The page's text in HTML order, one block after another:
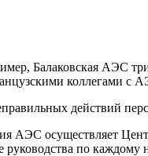
Балаковская АЭС
коллегами с
действий
АЭС осуществляет
руководства по каждому